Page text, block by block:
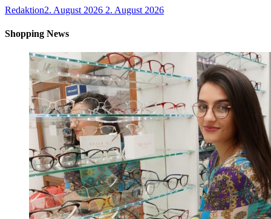
Redaktion2. August 2026 2. August 2026
Shopping News